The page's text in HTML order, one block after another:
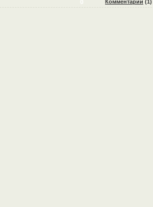
0 Комментарии (1)